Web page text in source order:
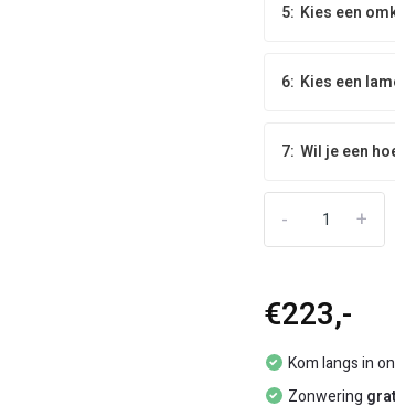
5: Kies een
6: Kies een
7: Wil je een
+
-
€223,-
Kom langs in
Zonwering